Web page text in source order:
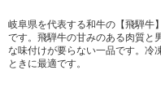
岐阜県を代表する和牛の【飛騨牛
です。飛騨牛の甘みのある肉質と
な味付けが要らない一品です。冷
ときに最適です。